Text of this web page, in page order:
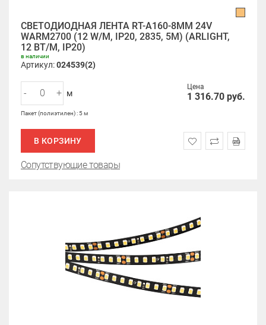
СВЕТОДИОДНАЯ ЛЕНТА RT-A160-8MM 24V
WARM2700 (12 W/M, IP20, 2835, 5M) (ARLIGHT,
12 ВТ/М, IP20)
в наличии
Артикул:024539(2)
Цена
1 316.70 руб.
- + м
Пакет (полиэтилен) : 5 м
В КОРЗИНУ
Сопутствующие товары